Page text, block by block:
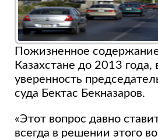
Пожизненное
Казахстане до 2013 года,
уверенность
суда Бектас Бекназаров.
«Этот вопрос давно
всегда в решении этого